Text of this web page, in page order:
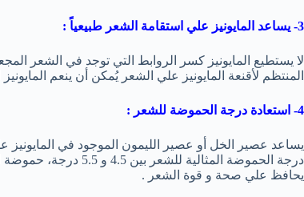
3- يساعد المايونيز علي استقامة الشعر طبيعياً :
لا يستطيع المايونيز كسر الروابط التي توجد في الشعر
المنتظم لأقنعة المايونيز علي الشعر يُمكن أن ينعم
4- استعادة درجة الحموضة للشعر :
يساعد عصير الخل أو عصير الليمون الموجود في
درجة الحموضة
يحافظ علي صحة و قوة الشعر .